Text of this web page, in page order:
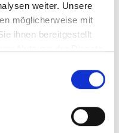
weiter. Unsere
möglicherweise mit
ihnen bereitgestellt
Kanal, um sofort
neues Video hochladen.